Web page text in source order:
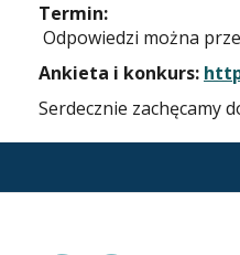
Termin:
Odpowiedzi można
Ankieta i konkurs:
Serdecznie zachęcamy